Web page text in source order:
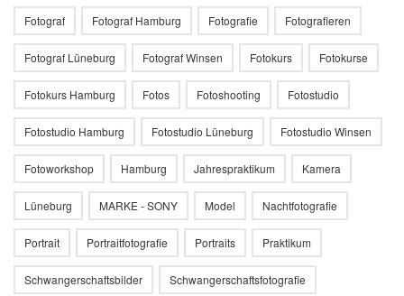
Fotograf Fotograf Hamburg Fotografie Fotografieren
Fotograf Lüneburg Fotograf Winsen Fotokurs Fotokurse
Fotokurs Hamburg Fotos Fotoshooting Fotostudio
Fotostudio Hamburg Fotostudio Lüneburg Fotostudio Winsen
Fotoworkshop Hamburg Jahrespraktikum Kamera
Lüneburg MARKE - SONY Model Nachtfotografie
Portrait Portraitfotografie Portraits Praktikum
Schwangerschaftsbilder Schwangerschaftsfotografie